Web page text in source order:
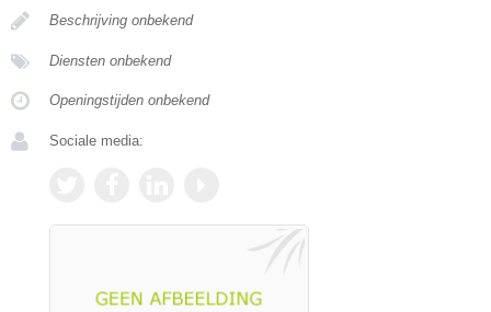
Beschrijving onbekend
Diensten onbekend
Openingstijden onbekend
Sociale media: